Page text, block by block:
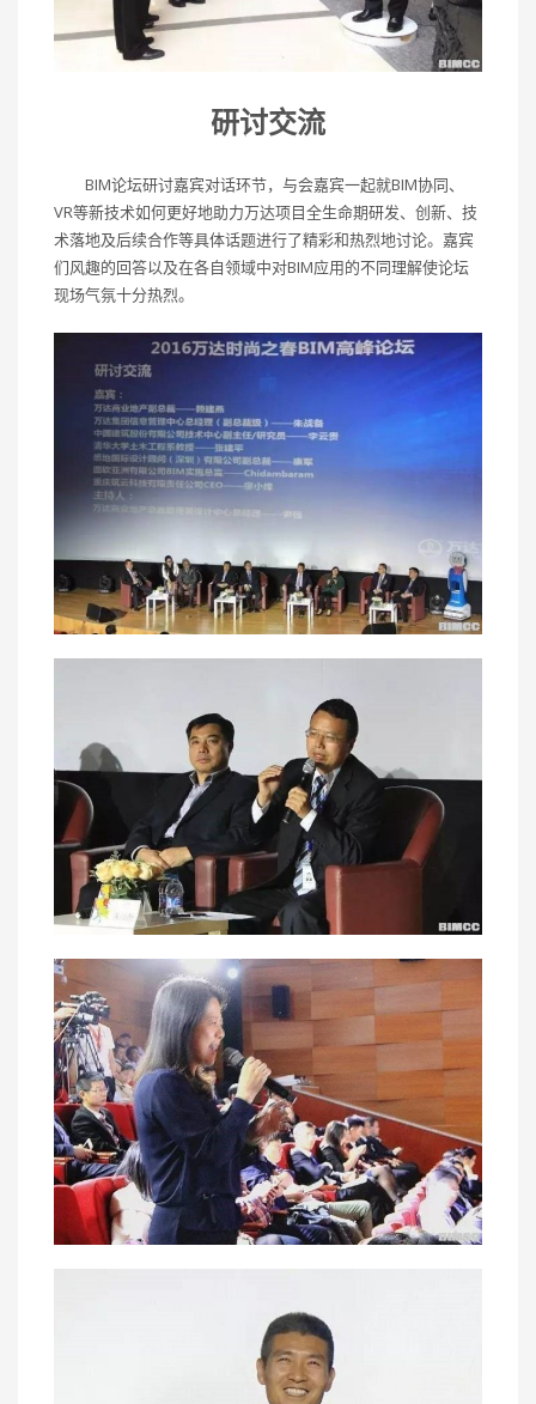
研讨交流
BIM论坛研讨嘉宾对话环节，与会嘉宾一起就BIM协同、
VR等新技术如何更好地助力万达项目全生命期研发、创新、技
术落地及后续合作等具体话题进行了精彩和热烈地讨论。嘉宾
们风趣的回答以及在各自领域中对BIM应用的不同理解使论坛
现场气氛十分热烈。